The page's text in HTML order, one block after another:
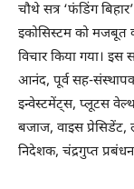
चौथे सत्र ‘फंडिंग
इकोसिस्टम को मजबूत
विचार किया गया।
आनंद, पूर्व सह-
इन्वेस्टमेंट्स, प्लूटस
बजाज, वाइस प्रेसिडेंट,
निदेशक, चंद्रगुप्त